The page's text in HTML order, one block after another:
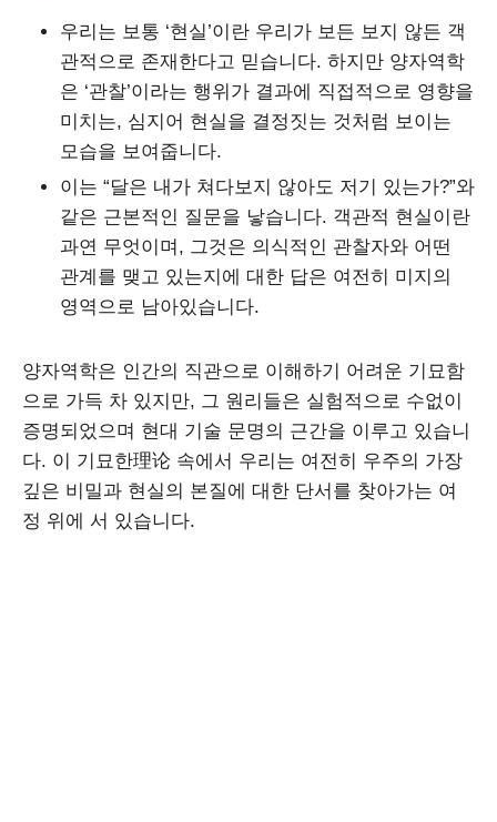
우리는 보통 ‘현실’이란 우리가 보든 보지 않든 객
관적으로 존재한다고 믿습니다. 하지만 양자역학
은 ‘관찰’이라는 행위가 결과에 직접적으로 영향을
미치는, 심지어 현실을 결정짓는 것처럼 보이는
모습을 보여줍니다.
이는 “달은 내가 쳐다보지 않아도 저기 있는가?”와
같은 근본적인 질문을 낳습니다. 객관적 현실이란
과연 무엇이며, 그것은 의식적인 관찰자와 어떤
관계를 맺고 있는지에 대한 답은 여전히 미지의
영역으로 남아있습니다.
양자역학은 인간의 직관으로 이해하기 어려운 기묘함
으로 가득 차 있지만, 그 원리들은 실험적으로 수없이
증명되었으며 현대 기술 문명의 근간을 이루고 있습니
다. 이 기묘한理论 속에서 우리는 여전히 우주의 가장
깊은 비밀과 현실의 본질에 대한 단서를 찾아가는 여
정 위에 서 있습니다.